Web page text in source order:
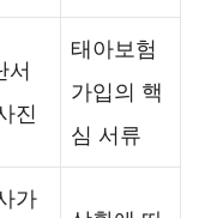
서
진
태아보험
가입의 핵
심 서류
가